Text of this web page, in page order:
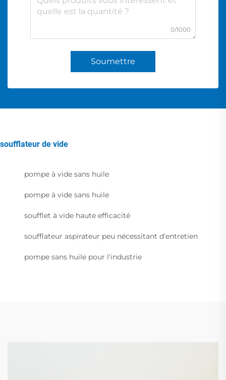
0/1000
Soumettre
soufflateur de vide
pompe à vide sans huile
pompe à vide sans huile
soufflet à vide haute efficacité
soufflateur aspirateur peu nécessitant d'entretien
pompe sans huile pour l'industrie